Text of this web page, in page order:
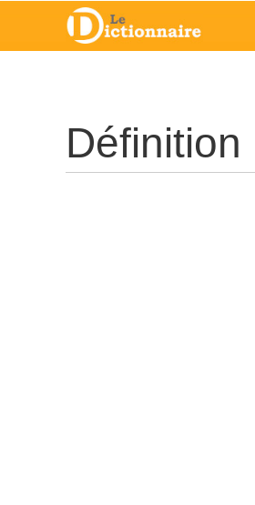
Définition